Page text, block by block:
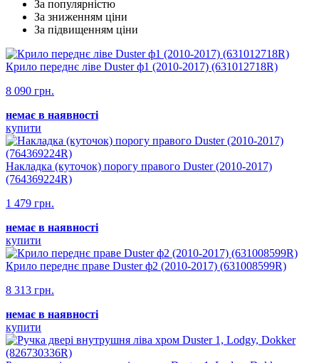
За популярнiстю
За зниженням ціни
За підвищенням ціни
Крило переднє ліве Duster ф1 (2010-2017) (631012718R)
8 090 грн.
немає в наявності
купити
Накладка (куточок) порогу правого Duster (2010-2017)
(764369224R)
1 479 грн.
немає в наявності
купити
Крило переднє праве Duster ф2 (2010-2017) (631008599R)
8 313 грн.
немає в наявності
купити